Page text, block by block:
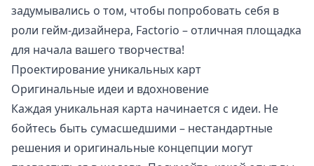
задумывались о том, чтобы попробовать себя в
роли гейм-дизайнера, Factorio – отличная площадка
для начала вашего творчества!
Проектирование уникальных карт
Оригинальные идеи и вдохновение
Каждая уникальная карта начинается с идеи. Не
бойтесь быть сумасшедшими – нестандартные
решения и оригинальные концепции могут